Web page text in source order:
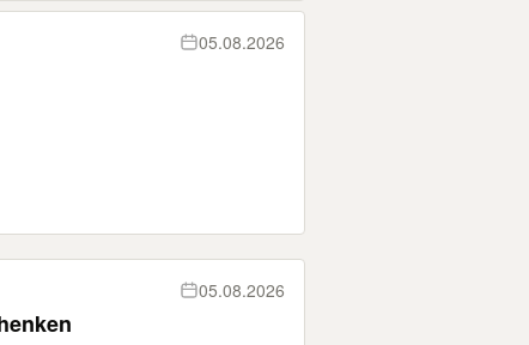
05.08.2026
05.08.2026